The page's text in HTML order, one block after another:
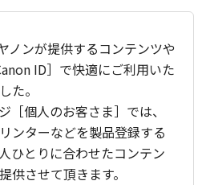
ノンが提供するコンテンツや
ID］で快適にご利用いた
た。
［個人のお客さま］では、
ンターなどを製品登録する
ひとりに合わせたコンテン
供させて頂きます。